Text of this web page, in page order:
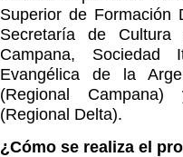
Superior de Formación
Secretaría de
Campana, Sociedad
Evangélica de la
(Regional Campana)
(Regional Delta).
¿Cómo se realiza el